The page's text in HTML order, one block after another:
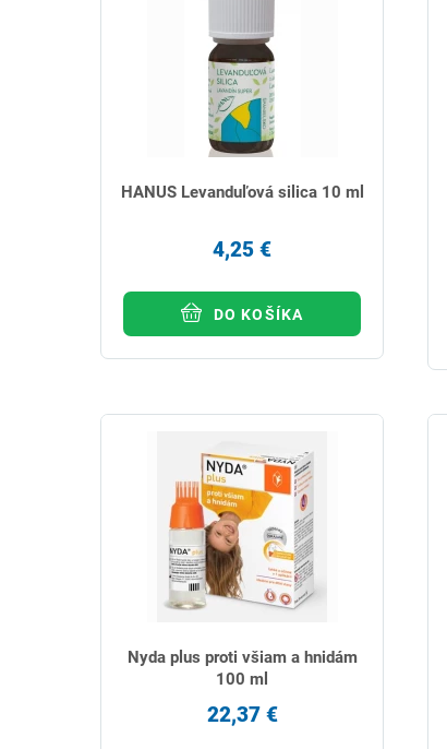
HANUS Levanduľová silica 10 ml
4,25 €
DO KOŠÍKA
Nyda plus proti všiam a hnidám
100 ml
22,37 €